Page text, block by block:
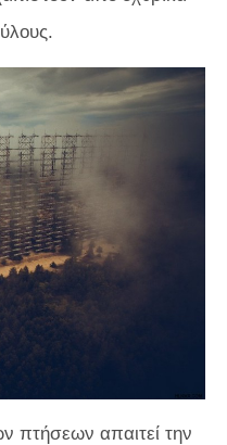
πτήσεων απαιτεί την